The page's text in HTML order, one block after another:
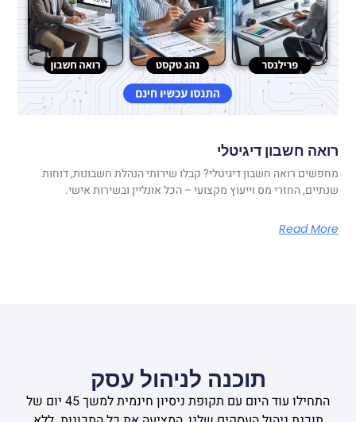
רואה חשבון דיגיטלי
מחפשים רואה חשבון דיגיטלי? קבלו שירותי הנהלת חשבונות, דוחות
שנתיים, החזרי מס וייעוץ מקצועי – הכל אונליין ובשירות אישי.
Read More
תוכנה לניהול עסק
התחילו עוד היום עם תקופת ניסיון חינמית למשך 45 יום של